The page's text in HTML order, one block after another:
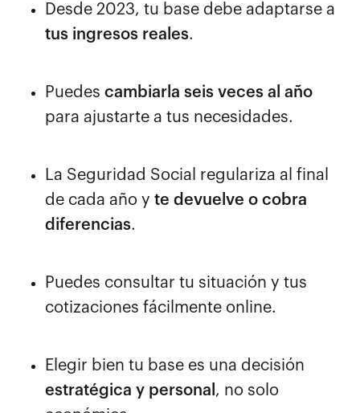
Desde 2023, tu base debe adaptarse a
tus ingresos reales.
Puedes cambiarla seis veces al año
para ajustarte a tus necesidades.
La Seguridad Social regulariza al final
de cada año y te devuelve o cobra
diferencias.
Puedes consultar tu situación y tus
cotizaciones fácilmente online.
Elegir bien tu base es una decisión
estratégica y personal , no solo